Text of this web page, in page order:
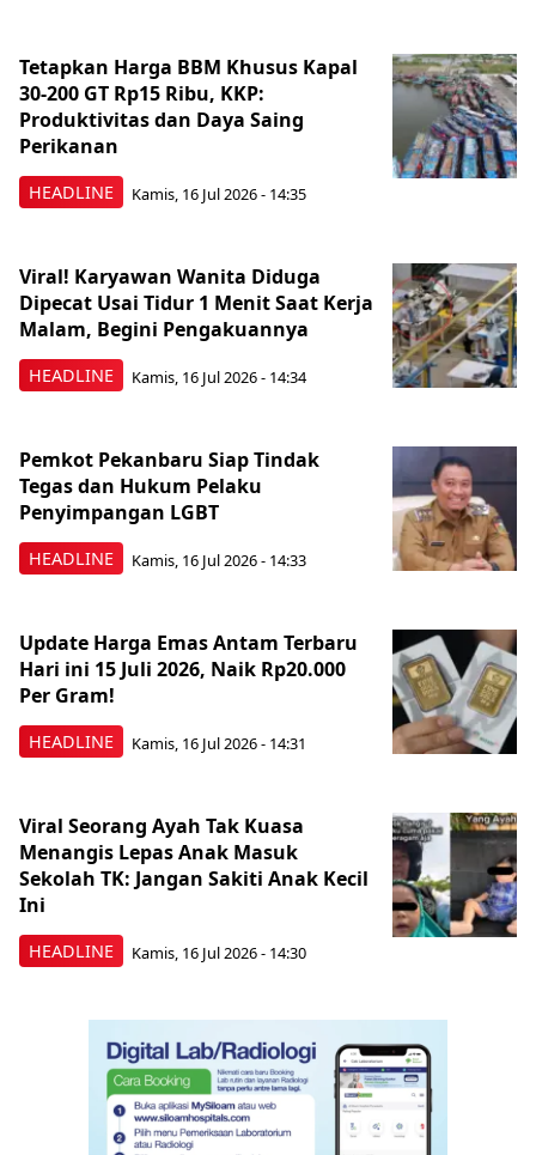
HEADLINE
Tetapkan Harga BBM Khusus Kapal
30-200 GT Rp15 Ribu, KKP:
Produktivitas dan Daya Saing
Perikanan
Kamis, 16 Jul 2026 - 14:35
HEADLINE
Viral! Karyawan Wanita Diduga
Dipecat Usai Tidur 1 Menit Saat Kerja
Malam, Begini Pengakuannya
Kamis, 16 Jul 2026 - 14:34
HEADLINE
Pemkot Pekanbaru Siap Tindak
Tegas dan Hukum Pelaku
Penyimpangan LGBT
Kamis, 16 Jul 2026 - 14:33
HEADLINE
Update Harga Emas Antam Terbaru
Hari ini 15 Juli 2026, Naik Rp20.000
Per Gram!
Kamis, 16 Jul 2026 - 14:31
HEADLINE
Viral Seorang Ayah Tak Kuasa
Menangis Lepas Anak Masuk
Sekolah TK: Jangan Sakiti Anak Kecil
Ini
Kamis, 16 Jul 2026 - 14:30